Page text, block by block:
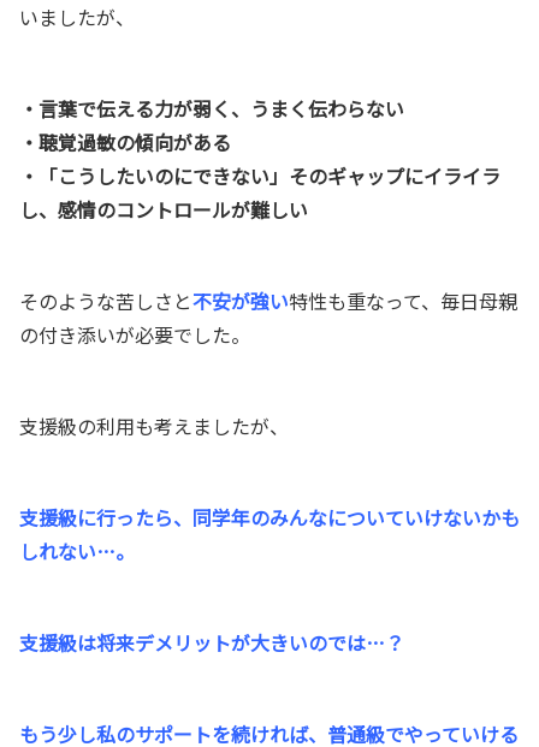
いましたが、
・言葉で伝える力が弱く、うまく伝わらない
・聴覚過敏の傾向がある
・「こうしたいのにできない」そのギャップにイライラ
し、感情のコントロールが難しい
そのような苦しさと不安が強い特性も重なって、毎日母親
の付き添いが必要でした。
支援級の利用も考えましたが、
支援級に行ったら、同学年のみんなについていけないかも
しれない…。
支援級は将来デメリットが大きいのでは…？
もう少し私のサポートを続ければ、普通級でやっていける